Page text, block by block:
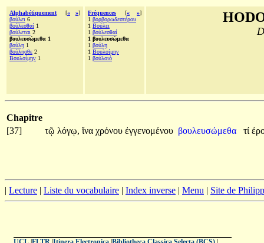
Alphabétiquement [« »]
βούλει 6
βούλεσθαί 1
βούλεται 2
βουλευσώμεθα 1
βούλῃ 1
βούλησθε 2
Βουλοίμην 1
Fréquences [« »]
1 βορβορωδεστέρου
1 Βούλει
1 βούλεσθαί
1 βουλευσώμεθα
1 βούλῃ
1 Βουλοίμην
1 βούλοιό
Chapitre
[37]
τῷ λόγῳ, ἵνα χρόνου ἐγγενομένου βουλευσώμεθα τί
| Lecture | Liste du vocabulaire | Index inverse | Menu | Site de